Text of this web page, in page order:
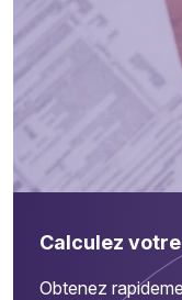
Calculez
Obtenez